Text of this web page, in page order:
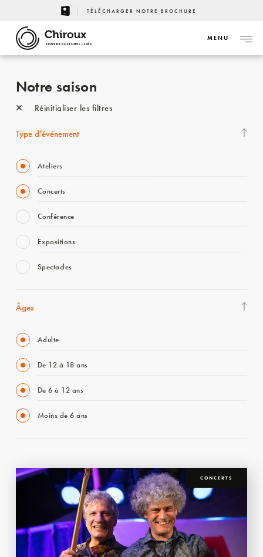
TÉLÉCHARGER NOTRE BROCHURE
CENTRE CULTUREL - LIÈGE
MENU
Notre saison
Réinitialiser les filtres
Type d’événement
Ateliers
Concerts
Conférence
Expositions
Spectacles
Âges
Adulte
De 12 à 18 ans
De 6 à 12 ans
Moins de 6 ans
CONCERTS